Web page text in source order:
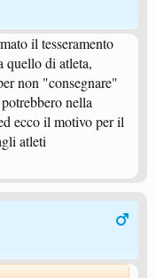
il tesseramento
quello di atleta,
non "consegnare"
nella
ecco il motivo per il
atleti